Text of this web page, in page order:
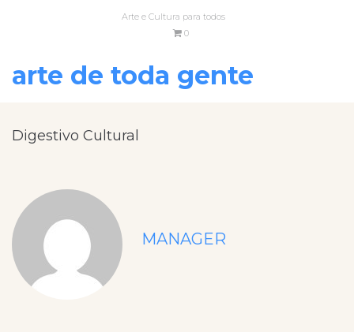
Arte e Cultura para todos
0
arte de toda gente
Digestivo Cultural
MANAGER